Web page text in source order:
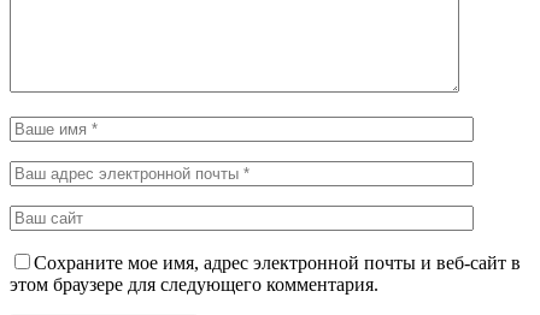
Сохраните мое имя, адрес электронной почты и веб-сайт в
этом браузере для следующего комментария.